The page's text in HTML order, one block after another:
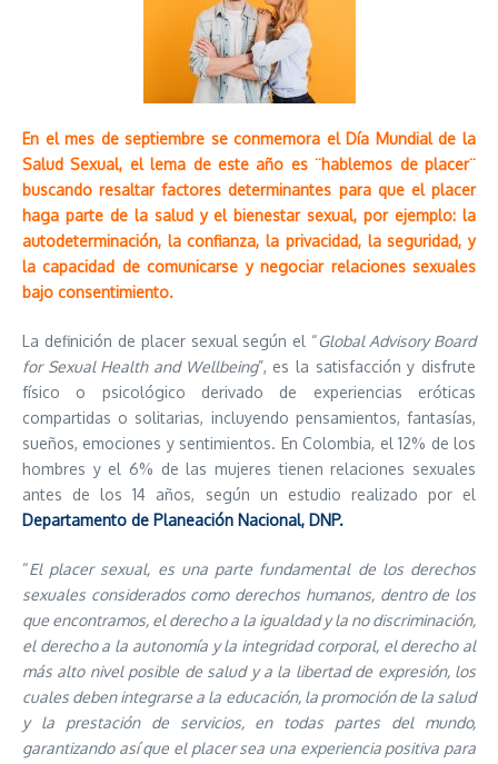
En el mes de septiembre se conmemora el Día Mundial de la
Salud Sexual, el lema de este año es ¨hablemos de placer¨
buscando resaltar factores determinantes para que el placer
haga parte de la salud y el bienestar sexual, por ejemplo: la
autodeterminación, la confianza, la privacidad, la seguridad, y
la capacidad de comunicarse y negociar relaciones sexuales
bajo consentimiento.
La definición de placer sexual según el “Global Advisory Board
for Sexual Health and Wellbeing”, es la satisfacción y disfrute
físico o psicológico derivado de experiencias eróticas
compartidas o solitarias, incluyendo pensamientos, fantasías,
sueños, emociones y sentimientos. En Colombia, el 12% de los
hombres y el 6% de las mujeres tienen relaciones sexuales
antes de los 14 años, según un estudio realizado por el
Departamento de Planeación Nacional, DNP.
“El placer sexual, es una parte fundamental de los derechos
sexuales considerados como derechos humanos, dentro de los
que encontramos, el derecho a la igualdad y la no discriminación,
el derecho a la autonomía y la integridad corporal, el derecho al
más alto nivel posible de salud y a la libertad de expresión, los
cuales deben integrarse a la educación, la promoción de la salud
y la prestación de servicios, en todas partes del mundo,
garantizando así que el placer sea una experiencia positiva para